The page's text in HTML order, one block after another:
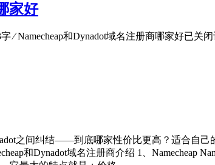
家好
字⁄Namecheap和Dynadot域名注册商哪家好已关
之间纠结——到底哪家性价比更高？适合自
和Dynadot域名注册商介绍 1、